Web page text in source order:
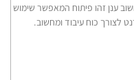
ענן זהו פיתוח המאפשר שימוש
לצורך כוח עיבוד ומחשוב.